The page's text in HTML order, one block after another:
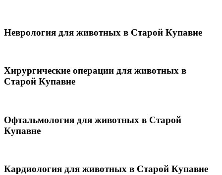
Неврология для животных в Старой Купавне
Хирургические операции для животных в
Старой Купавне
Офтальмология для животных в Старой
Купавне
Кардиология для животных в Старой Купавне